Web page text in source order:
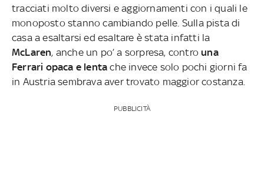
tracciati molto diversi e aggiornamenti con i quali le
monoposto stanno cambiando pelle. Sulla pista di
casa a esaltarsi ed esaltare è stata infatti la
McLaren, anche un po’ a sorpresa, controuna
Ferrari opaca e lentache invece solo pochi giorni fa
in Austria sembrava aver trovato maggior costanza.
PUBBLICITÀ